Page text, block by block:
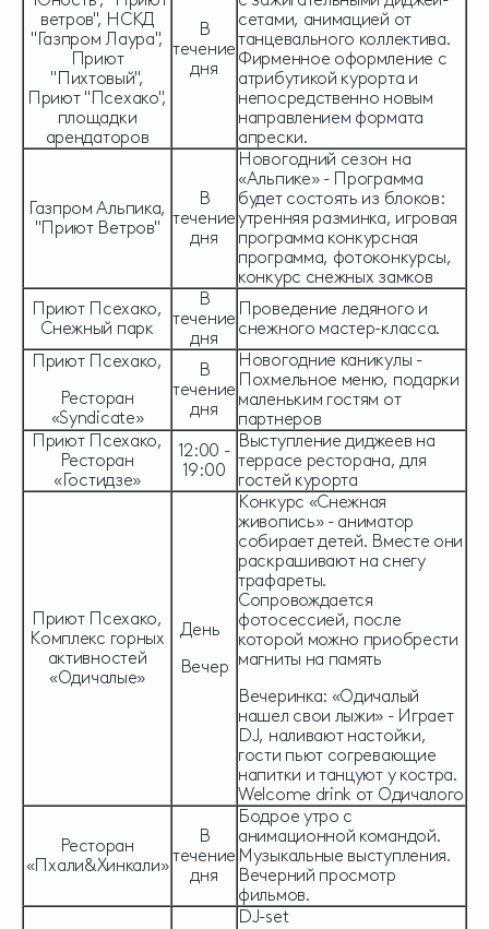
ветров", НСКД
"Газпром Лаура",
Приют
"Пихтовый",
Приют "Псехако",
площадки
арендаторов
В
течение
дня
сетами, анимацией от
танцевального коллектива.
Фирменное оформление с
атрибутикой курорта и
непосредственно новым
направлением формата
апрески.
Газпром Альпика,
"Приют Ветров"
В
течение
дня
Новогодний сезон на
«Альпике» - Программа
будет состоять из блоков:
утренняя разминка, игровая
программа конкурсная
программа, фотоконкурсы,
конкурс снежных замков
Приют Псехако,
Снежный парк
В
течение
дня
Проведение ледяного и
снежного мастер-класса.
Приют Псехако,
Ресторан
«Syndicate»
В
течение
дня
Новогодние каникулы -
Похмельное меню, подарки
маленьким гостям от
партнеров
Приют Псехако,
Ресторан
«Гостидзе»
12:00 -
19:00
Выступление диджеев на
террасе ресторана, для
гостей курорта
Приют Псехако,
Комплекс горных
активностей
«Одичалые»
День
Вечер
Конкурс «Снежная
живопись» - аниматор
собирает детей. Вместе они
раскрашивают на снегу
трафареты.
Сопровождается
фотосессией, после
которой можно приобрести
магниты на память
Вечеринка: «Одичалый
нашел свои лыжи» - Играет
DJ, наливают настойки,
гости пьют согревающие
напитки и танцуют у костра.
Welcome drink от Одичалого
Ресторан
«Пхали&Хинкали»
В
течение
дня
Бодрое утро с
анимационной командой.
Музыкальные выступления.
Вечерний просмотр
фильмов.
DJ-set